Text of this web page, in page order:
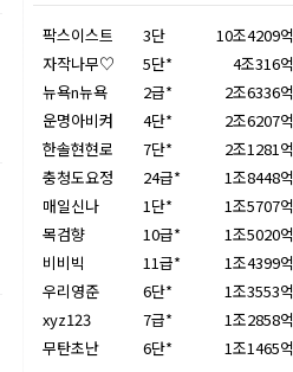
팍스이스트 3단
10조4209억
자작나무♡
5단*
4조316억
뉴욕n뉴욕
2급*
2조6336억
운명아비켜
4단*
2조6207억
한솔현현로
7단*
2조1281억
충청도요정
24급*
1조8448억
매일신나
1단*
1조5707억
목검향
10급*
1조5020억
비비빅
11급*
1조4399억
우리영준
6단*
1조3553억
xyz123
7급*
1조2858억
무탄초난
6단* 1조1465억